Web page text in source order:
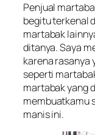
Penjual
begitu terkenal
martabak
ditanya. Saya
karena rasanya
seperti
martabak yang
membuatkamu
manis ini.